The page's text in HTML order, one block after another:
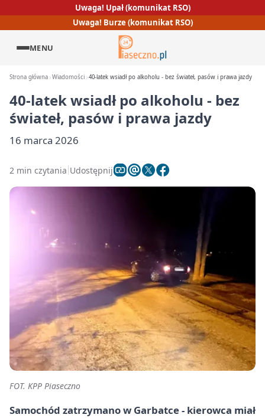
Uwaga! Upał (komunikat RSO)
Uwaga! Burze (komunikat RSO)
MENU
Strona główna Wiadomości 40-latek wsiadł po alkoholu - bez świateł, pasów i prawa jazdy
40-latek wsiadł po alkoholu - bez
świateł, pasów i prawa jazdy
16 marca 2026
2 min czytania Udostępnij
FOT. KPP Piaseczno
Samochód zatrzymano w Garbatce - kierowca miał